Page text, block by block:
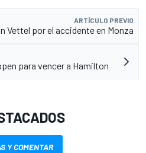
ARTÍCULO PREVIO
Vettel por el accidente en Monza
para vencer a Hamilton
Y COMENTAR